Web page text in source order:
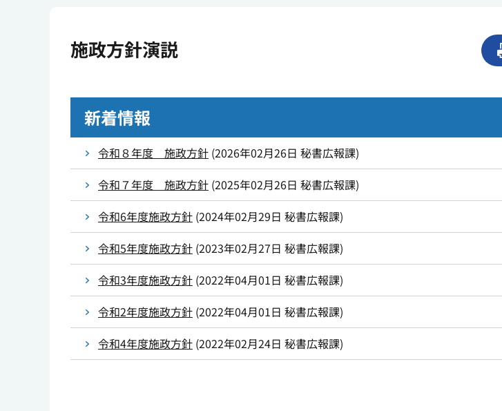
施政方針演説
新着情報
令和８年度 施政方針 (2026年02月26日 秘書広報課)
令和７年度 施政方針 (2025年02月26日 秘書広報課)
令和6年度施政方針 (2024年02月29日 秘書広報課)
令和5年度施政方針 (2023年02月27日 秘書広報課)
令和3年度施政方針 (2022年04月01日 秘書広報課)
令和2年度施政方針 (2022年04月01日 秘書広報課)
令和4年度施政方針 (2022年02月24日 秘書広報課)